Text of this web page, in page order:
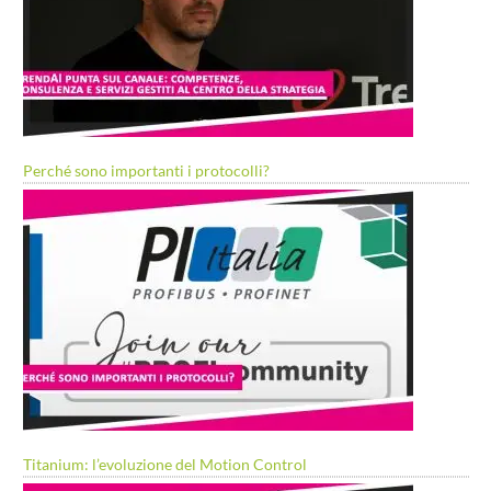
Perché sono importanti i protocolli?
Titanium: l’evoluzione del Motion Control